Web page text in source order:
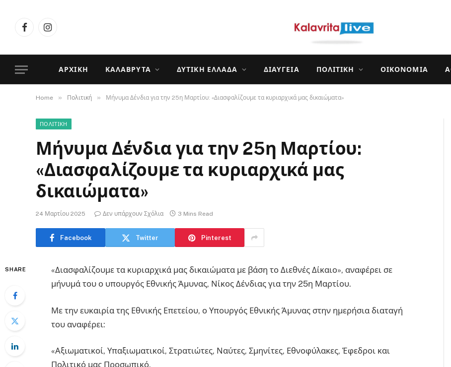
FacebookInstagram
ΑΡΧΙΚΉ ΚΑΛΆΒΡΥΤΑ ΔΥΤΙΚΉ ΕΛΛΆΔΑ ΔΙΑΎΓΕΙΑ ΠΟΛΙΤΙΚΉ ΟΙΚΟΝΟΜΊΑ
Home » Πολιτική » Μήνυμα Δένδια για την 25η Μαρτίου: «Διασφαλίζουμε τα κυριαρχικά μας δικαιώματα»
ΠΟΛΙΤΙΚΉ
Μήνυμα Δένδια για την 25η Μαρτίου:
«Διασφαλίζουμε τα κυριαρχικά μας
δικαιώματα»
24 Μαρτίου 2025 Δεν υπάρχουν Σχόλια 3 Mins Read
Facebook Twitter Pinterest
SHARE
«Διασφαλίζουμε τα κυριαρχικά μας δικαιώματα με βάση το Διεθνές Δίκαιο», αναφέρει σε
μήνυμά του ο υπουργός Εθνικής Άμυνας, Νίκος Δένδιας για την 25η Μαρτίου.
Με την ευκαιρία της Εθνικής Επετείου, ο Υπουργός Εθνικής Άμυνας στην ημερήσια διαταγή
του αναφέρει:
«Αξιωματικοί, Υπαξιωματικοί, Στρατιώτες, Ναύτες, Σμηνίτες, Εθνοφύλακες, Έφεδροι και
Πολιτικό μας Προσωπικό,